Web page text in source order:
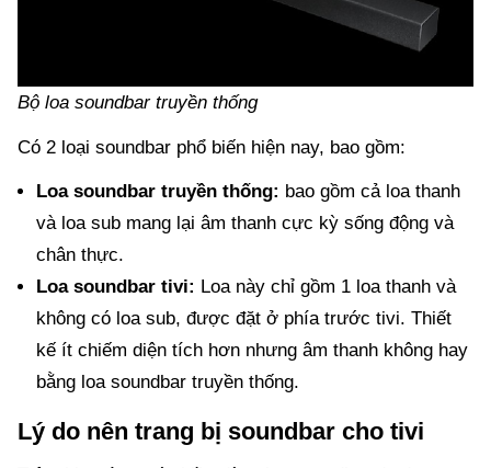
Bộ loa soundbar truyền thống
Có 2 loại soundbar phổ biến hiện nay, bao gồm:
Loa soundbar truyền thống: bao gồm cả loa thanh
và loa sub mang lại âm thanh cực kỳ sống động và
chân thực.
Loa soundbar tivi: Loa này chỉ gồm 1 loa thanh và
không có loa sub, được đặt ở phía trước tivi. Thiết
kế ít chiếm diện tích hơn nhưng âm thanh không hay
bằng loa soundbar truyền thống.
Lý do nên trang bị soundbar cho tivi